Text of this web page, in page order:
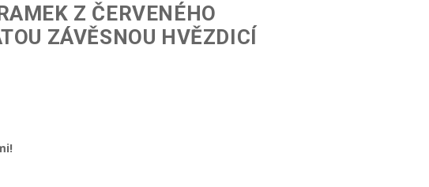
Z ČERVENÉHO
ZÁVĚSNOU HVĚZDICÍ